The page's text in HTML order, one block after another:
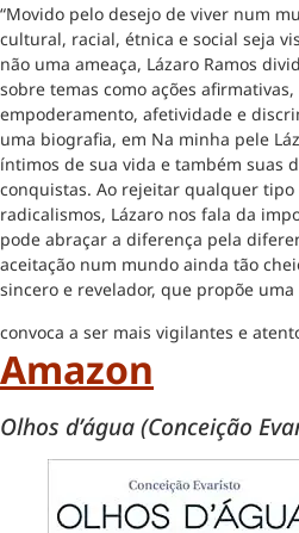
“Movido pelo desejo de viver num
cultural, racial, étnica e social seja
não uma ameaça, Lázaro Ramos
sobre temas como ações
empoderamento, afetividade e
uma biografia, em Na minha pele
íntimos de sua vida e também suas
conquistas. Ao rejeitar qualquer tipo
radicalismos, Lázaro nos fala da
pode abraçar a diferença pela
aceitação num mundo ainda tão
sincero e revelador, que propõe
convoca a ser mais vigilantes e
Amazon
Olhos d’água (Conceição